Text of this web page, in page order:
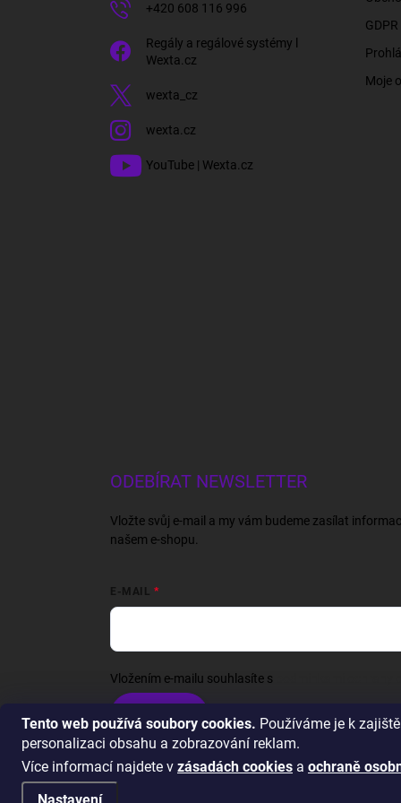
Tento web používá soubory cookies. Používáme je k
personalizaci obsahu a zobrazování reklam.
Více informací najdete v zásadách cookies a ochraně
+420 608 116 996
Regály a regálové systémy l
Wexta.cz
wexta_cz
wexta.cz
YouTube | Wexta.cz
Moje
ODEBÍRAT NEWSLETTER
Vložte svůj e-mail a my vám budeme zasílat
našem e-shopu.
E-MAIL
Vložením e-mailu souhlasíte s
Přihlásit se